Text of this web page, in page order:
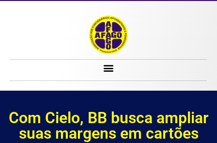
Com Cielo, BB busca ampliar
suas margens em cartões